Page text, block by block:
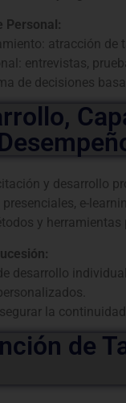
Personal:
atracción de
entrevistas,
de decisiones
y desarrollo
e-
y
desarrollo
la
de